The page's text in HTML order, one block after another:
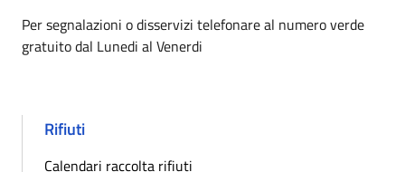
Per segnalazioni o disservizi telefonare al numero verde
gratuito dal Lunedi al Venerdi
Rifiuti
Calendari raccolta rifiuti